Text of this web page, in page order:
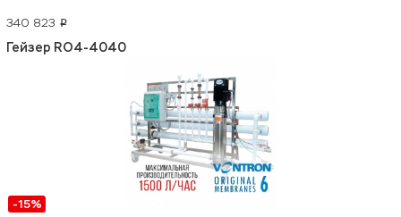
340 823 p
Гейзер RO4-4040
-15%